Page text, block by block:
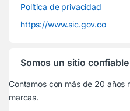
Política de privacidad
https://www.sic.gov.co
Somos un sitio confiable
Contamos con más de 20 años
marcas.